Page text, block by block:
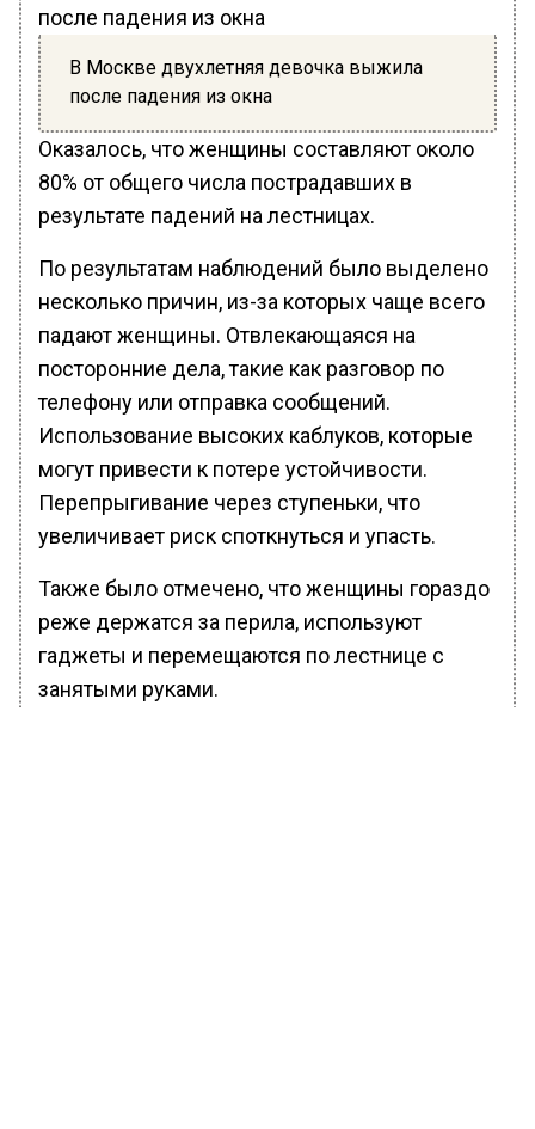
В Москве двухлетняя девочка выжила
после падения из окна
Оказалось, что женщины составляют около
80% от общего числа пострадавших в
результате падений на лестницах.
По результатам наблюдений было выделено
несколько причин, из-за которых чаще всего
падают женщины. Отвлекающаяся на
посторонние дела, такие как разговор по
телефону или отправка сообщений.
Использование высоких каблуков, которые
могут привести к потере устойчивости.
Перепрыгивание через ступеньки, что
увеличивает риск споткнуться и упасть.
Также было отмечено, что женщины гораздо
реже держатся за перила, используют
гаджеты и перемещаются по лестнице с
занятыми руками.